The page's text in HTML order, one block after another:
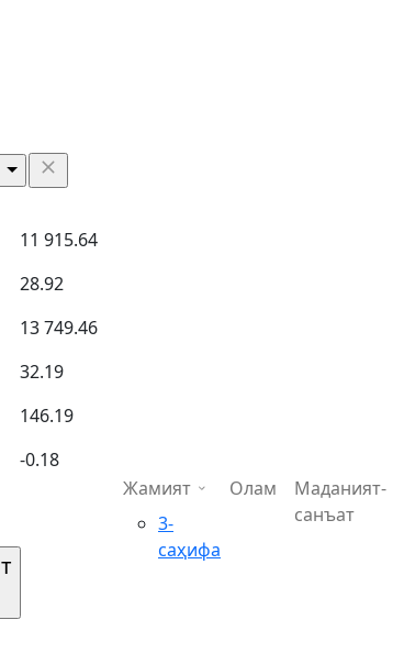
11 915.64
28.92
13 749.46
32.19
146.19
-0.18
Жамият
3-
саҳифа
Олам
Маданият-
санъат